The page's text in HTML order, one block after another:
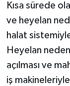
Kısa sürede
ve heyelan
halat
Heyelan
açılması ve
iş